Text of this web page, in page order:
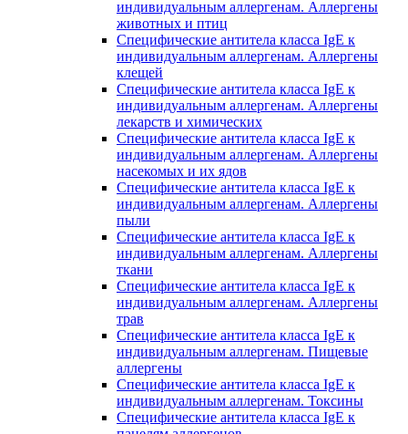
индивидуальным аллергенам. Аллергены
животных и птиц
Специфические антитела класса IgE к
индивидуальным аллергенам. Аллергены
клещей
Специфические антитела класса IgE к
индивидуальным аллергенам. Аллергены
лекарств и химических
Специфические антитела класса IgE к
индивидуальным аллергенам. Аллергены
насекомых и их ядов
Специфические антитела класса IgE к
индивидуальным аллергенам. Аллергены
пыли
Специфические антитела класса IgE к
индивидуальным аллергенам. Аллергены
ткани
Специфические антитела класса IgE к
индивидуальным аллергенам. Аллергены
трав
Специфические антитела класса IgE к
индивидуальным аллергенам. Пищевые
аллергены
Специфические антитела класса IgE к
индивидуальным аллергенам. Токсины
Специфические антитела класса IgE к